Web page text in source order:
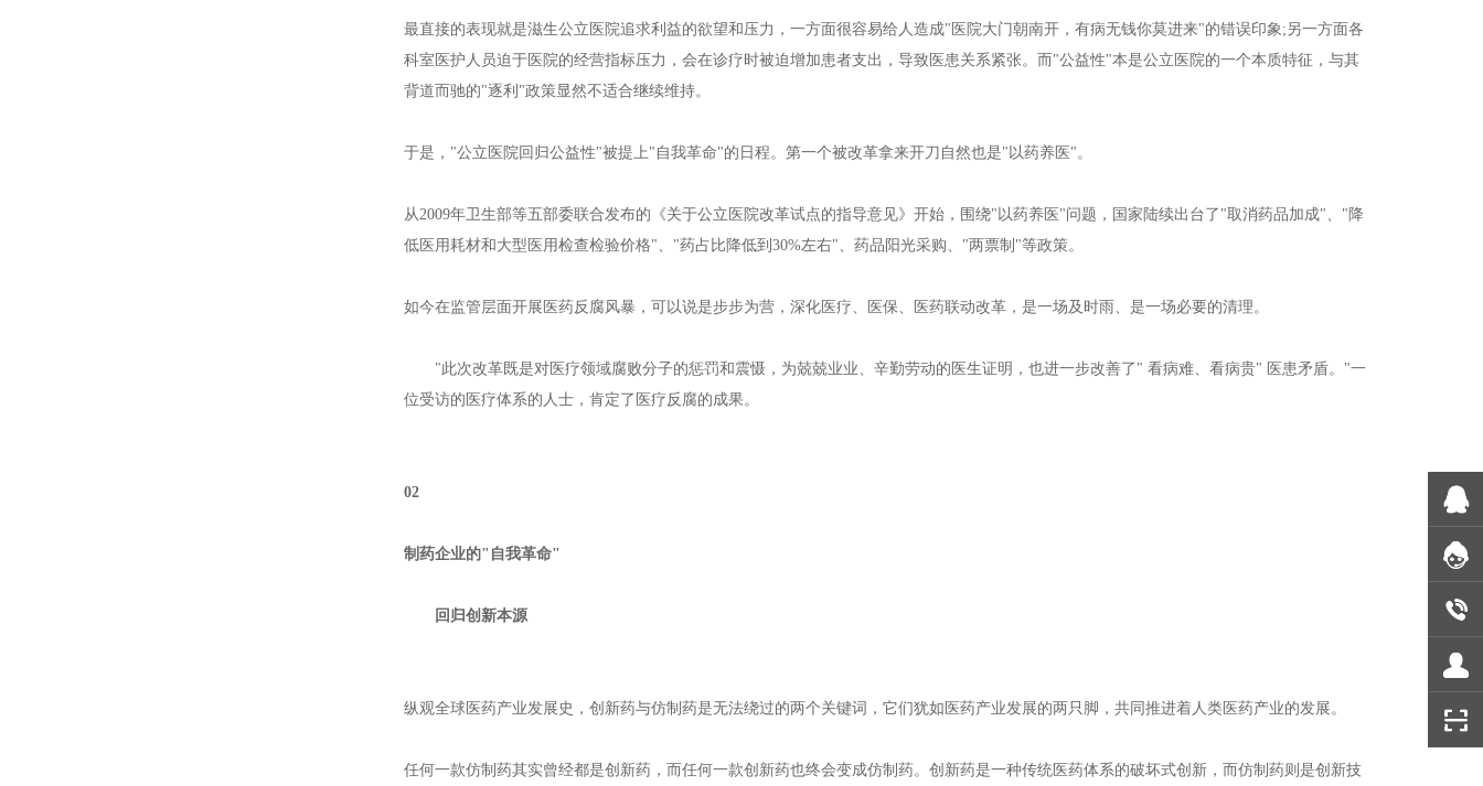
最直接的表现就是滋生公立医院追求利益的欲望和压力，一方面很容易给人造成"医院大门朝南开，有病无钱你莫进来"的错误印象;另一方面各
科室医护人员迫于医院的经营指标压力，会在诊疗时被迫增加患者支出，导致医患关系紧张。而"公益性"本是公立医院的一个本质特征，与其
背道而驰的"逐利"政策显然不适合继续维持。
于是，"公立医院回归公益性"被提上"自我革命"的日程。第一个被改革拿来开刀自然也是"以药养医"。
从2009年卫生部等五部委联合发布的《关于公立医院改革试点的指导意见》开始，围绕"以药养医"问题，国家陆续出台了"取消药品加成"、"降
低医用耗材和大型医用检查检验价格"、"药占比降低到30%左右"、药品阳光采购、"两票制"等政策。
如今在监管层面开展医药反腐风暴，可以说是步步为营，深化医疗、医保、医药联动改革，是一场及时雨、是一场必要的清理。
"此次改革既是对医疗领域腐败分子的惩罚和震慑，为兢兢业业、辛勤劳动的医生证明，也进一步改善了" 看病难、看病贵" 医患矛盾。"一
位受访的医疗体系的人士，肯定了医疗反腐的成果。
02
制药企业的"自我革命"
回归创新本源
纵观全球医药产业发展史，创新药与仿制药是无法绕过的两个关键词，它们犹如医药产业发展的两只脚，共同推进着人类医药产业的发展。
任何一款仿制药其实曾经都是创新药，而任何一款创新药也终会变成仿制药。创新药是一种传统医药体系的破坏式创新，而仿制药则是创新技